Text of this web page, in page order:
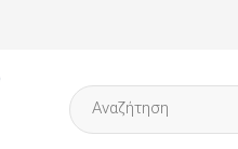
Products
search